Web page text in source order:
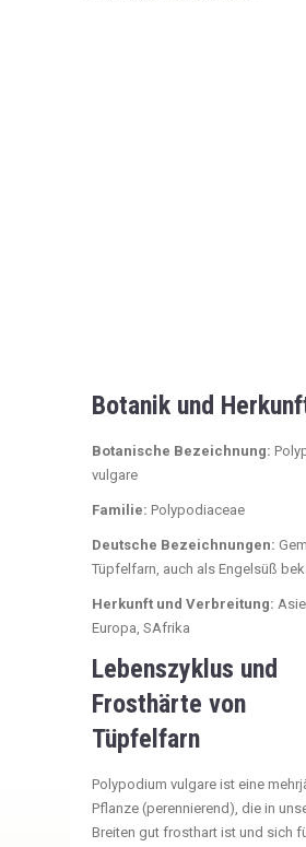
Botanik und
Botanische Bezeichnung:
vulgare
Familie: Polypodiaceae
Deutsche Bezeichnungen:
Tüpfelfarn, auch als Engelsüß
Herkunft und Verbreitung:
Europa, SAfrika
Lebenszyklus und
Frosthärte von
Tüpfelfarn
Polypodium vulgare ist eine
Pflanze (perennierend), die in
Breiten gut frosthart ist und sich